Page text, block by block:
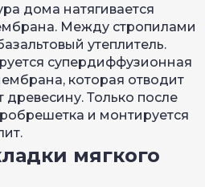
дома натягивается
Между стропилами
утеплитель.
супердиффузионная
которая отводит
Только после
и монтируется
мягкого